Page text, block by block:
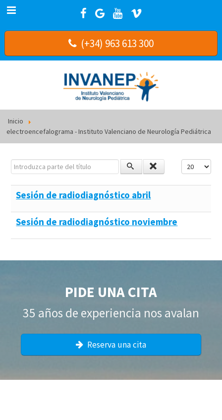
(+34) 963 613 300
Inicio
electroencefalograma - Instituto Valenciano de Neurología Pediátrica
Introduzca parte del título Cantidad a
Sesión de radiodiagnóstico abril
Sesión de radiodiagnóstico noviembre
PIDE UNA CITA
35 años de experiencia nos avalan
Reserva una cita